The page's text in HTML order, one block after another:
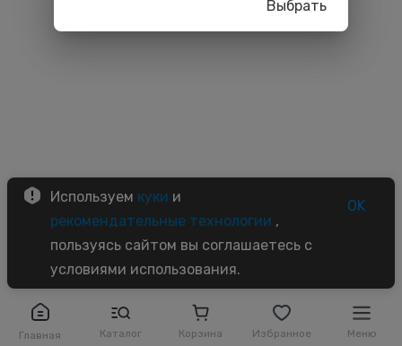
Главная Каталог Корзина Избранное Меню
Используем куки и
рекомендательные технологии ,
пользуясь сайтом вы соглашаетесь с
условиями использования.
OK
Выбрать